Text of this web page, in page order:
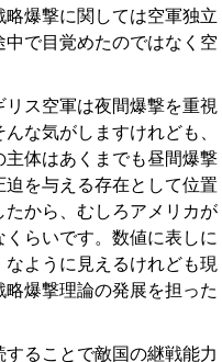
爆撃に関しては空軍独立
で目覚めたのではなく空
ス空軍は夜間爆撃を重視
な気がしますけれども、
体はあくまでも昼間爆撃
を与える存在として位置
から、むしろアメリカが
らいです。数値に表しに
ように見えるけれども現
爆撃理論の発展を担った
ることで敵国の継戦能力